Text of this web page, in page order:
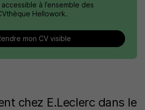
à l’ensemble des
Hellowork.
mon CV visible
chez E.Leclerc dans le